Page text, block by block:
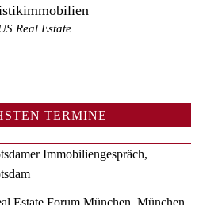
Real Estate
TERMINE
Immobiliengespräch,
Estate Forum München, München